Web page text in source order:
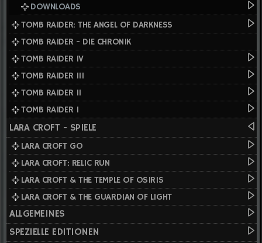
DOWNLOADS
TOMB RAIDER: THE ANGEL OF DARKNESS
TOMB RAIDER - DIE CHRONIK
TOMB RAIDER IV
TOMB RAIDER III
TOMB RAIDER II
TOMB RAIDER I
LARA CROFT - SPIELE
LARA CROFT GO
LARA CROFT: RELIC RUN
LARA CROFT & THE TEMPLE OF OSIRIS
LARA CROFT & THE GUARDIAN OF LIGHT
ALLGEMEINES
SPEZIELLE EDITIONEN